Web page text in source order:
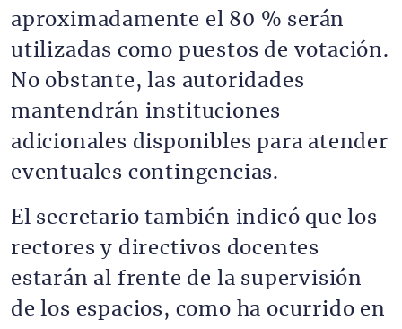
aproximadamente el 80 % serán
utilizadas como puestos de votación.
No obstante, las autoridades
mantendrán instituciones
adicionales disponibles para atender
eventuales contingencias.
El secretario también indicó que los
rectores y directivos docentes
estarán al frente de la supervisión
de los espacios, como ha ocurrido en